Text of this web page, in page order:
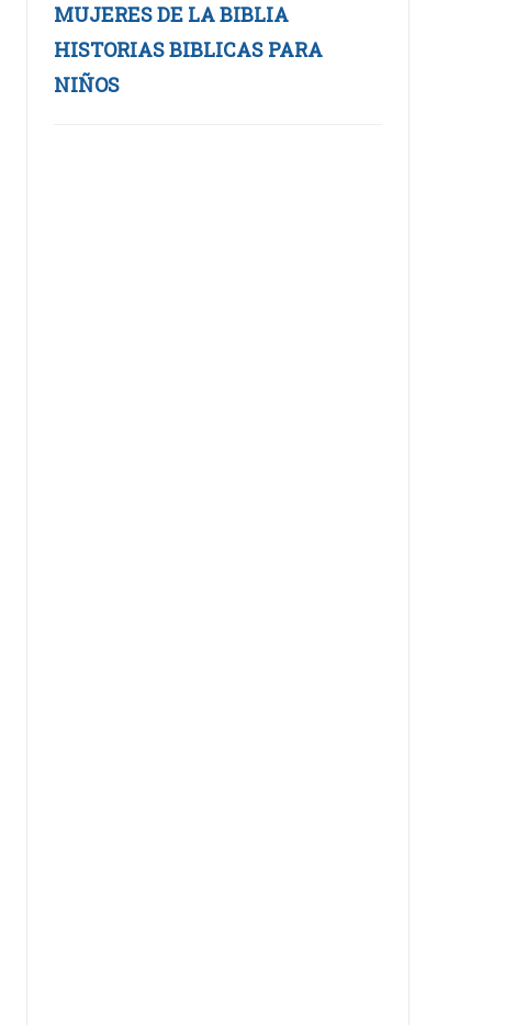
MUJERES DE LA BIBLIA
HISTORIAS BIBLICAS PARA
NIÑOS